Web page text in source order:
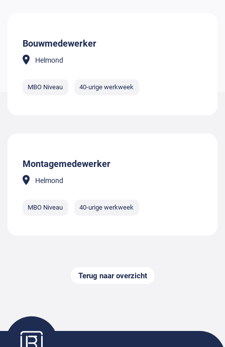
Bouwmedewerker
Helmond
MBO Niveau 40-urige werkweek
Montagemedewerker
Helmond
MBO Niveau 40-urige werkweek
Terug naar overzicht